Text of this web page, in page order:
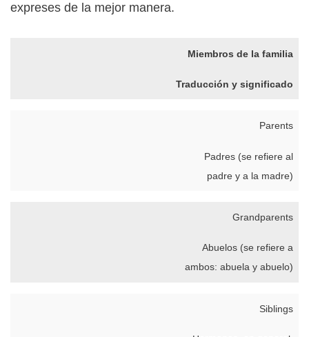
expreses de la mejor manera.
Miembros de la familia
Traducción y significado
Parents
Padres (se refiere al
padre y a la madre)
Grandparents
Abuelos (se refiere a
ambos: abuela y abuelo)
Siblings